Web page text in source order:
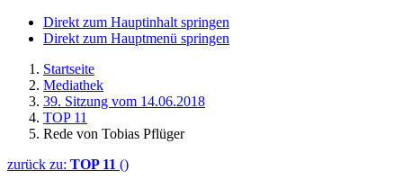
Direkt zum Hauptinhalt springen
Direkt zum Hauptmenü springen
Startseite
Mediathek
39. Sitzung vom 14.06.2018
TOP 11
Rede von Tobias Pflüger
zurück zu: TOP 11 ()